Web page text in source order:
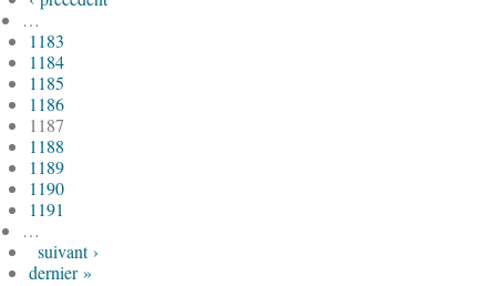
…
1183
1184
1185
1186
1187
1188
1189
1190
1191
…
suivant ›
dernier »